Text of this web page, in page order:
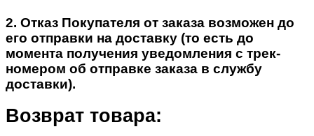
2. Отказ Покупателя от заказа возможен до
его отправки на доставку (то есть до
момента получения уведомления с трек-
номером об отправке заказа в службу
доставки).
Возврат товара: